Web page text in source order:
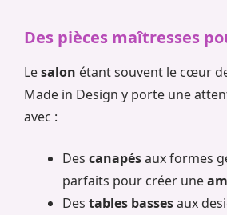
Des pièces maîtresses
Lesalon étant souvent le cœur
Made in Design y porte une
avec :
Des canapésaux formes
parfaits pour créer une
Des tables bassesaux